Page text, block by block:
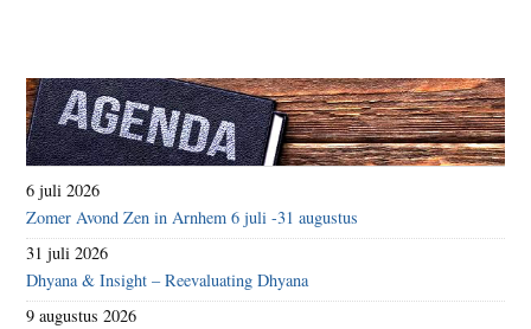
6 juli 2026
Zomer Avond Zen in Arnhem 6 juli -31 augustus
31 juli 2026
Dhyana & Insight – Reevaluating Dhyana
9 augustus 2026